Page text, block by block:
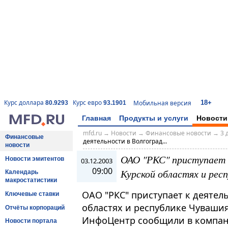
Курс доллара 80.9293 Курс евро 93.1901 Мобильная версия 18+
Главная Продукты и услуги Новости
Финансовые
новости
Новости эмитентов
Календарь
макростатистики
Ключевые ставки
Отчёты корпораций
Новости портала
mfd.ru→ Новости → Финансовые новости → 3
деятельности в Волгоград...
03.12.2003
09:00
ОАО "РКС" приступает
Курской областях и
ОАО "РКС" приступает к
областях и республике
ИнфоЦентр сообщили в